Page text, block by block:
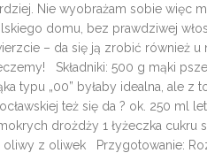
Nie wyobrażam sobie więc
domu, bez prawdziwej
– da się ją zrobić również u
Składniki: 500 g mąki
typu „00” byłaby idealna, ale z
też się da ? ok. 250 ml
drożdży 1 łyżeczka cukru
oliwy z oliwek Przygotowanie: